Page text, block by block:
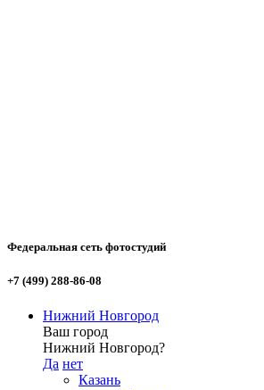
Федеральная сеть фотостудий
+7 (499) 288-86-08
Нижний Новгород
Ваш город
Нижний Новгород?
Да нет
Казань